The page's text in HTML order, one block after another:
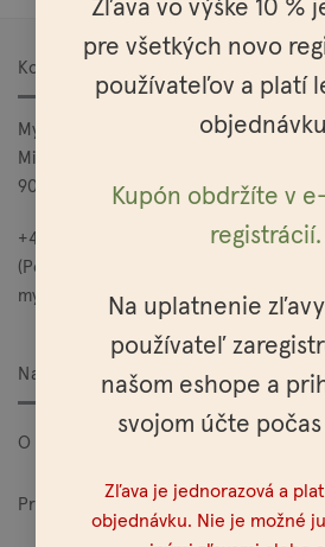
Zľava vo výške 10 %
pre všetkých novo
používateľov a platí
Kupón obdržíte v
registrácií.
Na uplatnenie
používateľ
našom eshope a
svojom účte
Zľava je jednorazová a
objednávku. Nie je možné
Kontakt
Mylo, s.r.o.
Mierová 25
900 27 Bernolákovo
+421 949 685 565
(Po – Pia: 10:00 – 15:00)
mylo@mylo.sk
Nakupovanie
O Mylo
Pre veľkoodberateľov